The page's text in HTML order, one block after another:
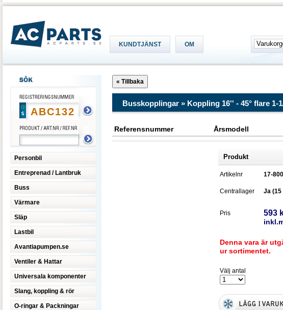
KUNDTJÄNST OM
Personbil
Entreprenad / Lantbruk
Buss
Värmare
Släp
Lastbil
Avantiapumpen.se
Ventiler & Hattar
Universala komponenter
Slang, koppling & rör
O-ringar & Packningar
Busskopplingar » Koppling 16'' - 45° flare 1-
Referensnummer Årsmodell
Produkt
Artikelnr 17-
Centrallager Ja (15
Pris 593
Denna vara är
ur sortimentet.
Välj antal